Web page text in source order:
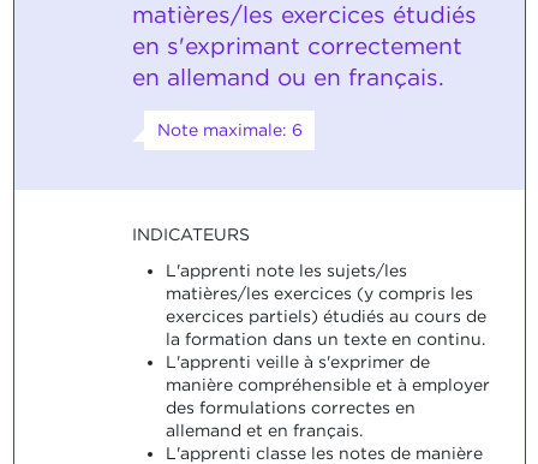
matières/les exercices étudiés
en s'exprimant correctement
en allemand ou en français.
Note maximale: 6
INDICATEURS
L'apprenti note les sujets/les
matières/les exercices (y compris les
exercices partiels) étudiés au cours de
la formation dans un texte en continu.
L'apprenti veille à s'exprimer de
manière compréhensible et à employer
des formulations correctes en
allemand et en français.
L'apprenti classe les notes de manière